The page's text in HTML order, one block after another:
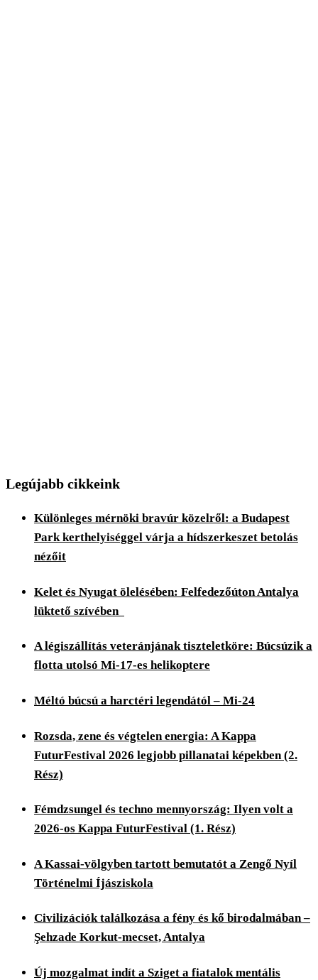
Legújabb cikkeink
Különleges mérnöki bravúr közelről: a Budapest
Park kerthelyiséggel várja a hídszerkeszet betolás
nézőit
Kelet és Nyugat ölelésében: Felfedezőúton Antalya
lüktető szívében
A légiszállítás veteránjának tiszteletköre: Búcsúzik a
flotta utolsó Mi-17-es helikoptere
Méltó búcsú a harctéri legendától – Mi-24
Rozsda, zene és végtelen energia: A Kappa
FuturFestival 2026 legjobb pillanatai képekben (2.
Rész)
Fémdzsungel és techno mennyország: Ilyen volt a
2026-os Kappa FuturFestival (1. Rész)
A Kassai-völgyben tartott bemutatót a Zengő Nyíl
Történelmi Íjásziskola
Civilizációk találkozása a fény és kő birodalmában –
Şehzade Korkut-mecset, Antalya
Új mozgalmat indít a Sziget a fiatalok mentális